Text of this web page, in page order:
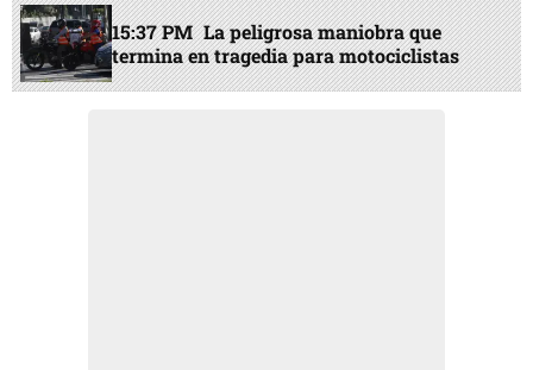
15:37 PM La peligrosa maniobra que
termina en tragedia para motociclistas